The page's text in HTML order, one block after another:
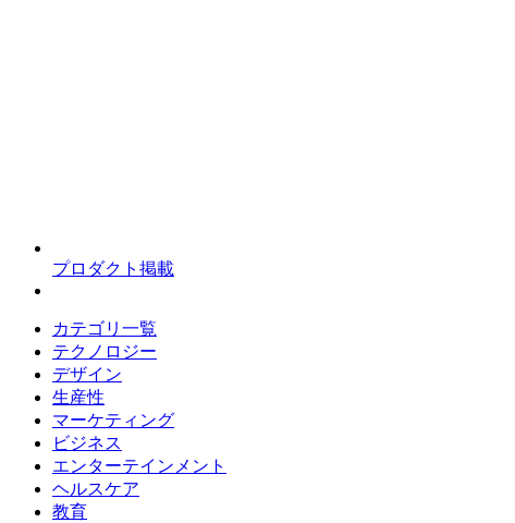
プロダクト掲載
カテゴリ一覧
テクノロジー
デザイン
生産性
マーケティング
ビジネス
エンターテインメント
ヘルスケア
教育